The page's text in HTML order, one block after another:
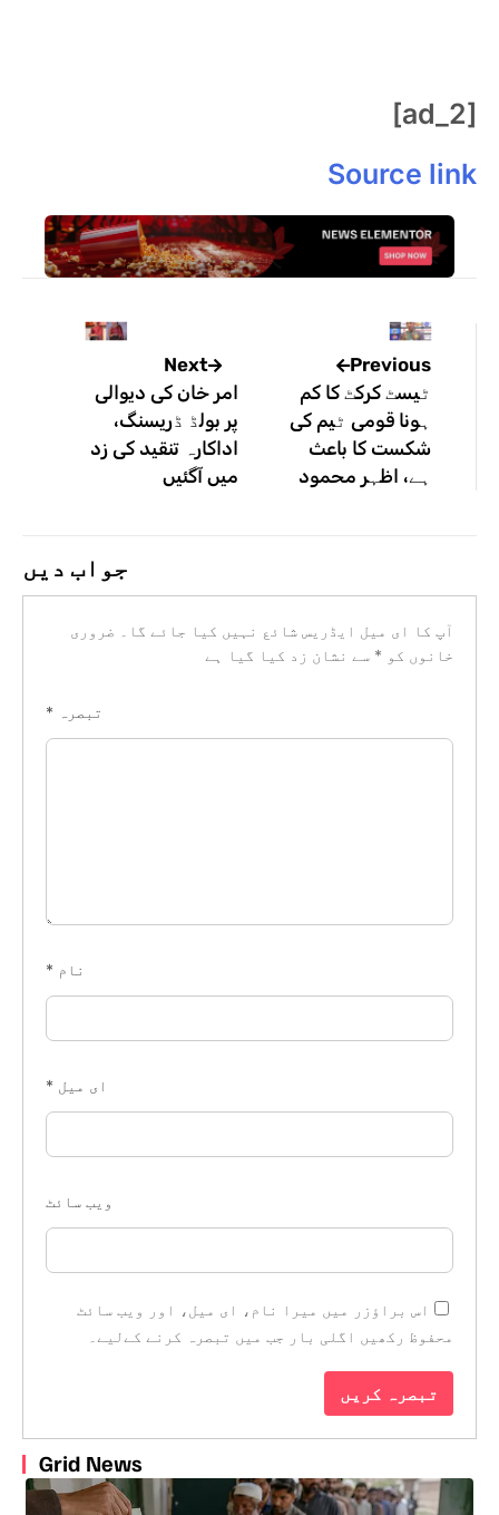
[ad_2]
Source link
Previous
ٹیسٹ کرکٹ کا کم
ہونا قومی ٹیم کی
شکست کا باعث
ہے، اظہر محمود
Next
امر خان کی دیوالی
پر بولڈ ڈریسنگ،
اداکارہ تنقید کی زد
میں آگئیں
جواب دیں
آپ کا ای میل ایڈریس شائع نہیں کیا جائے گا۔
ضروری
خانوں کو * سے نشان زد کیا گیا ہے
تبصرہ *
نام *
ای میل *
ویب‌ سائٹ
اس براؤزر میں میرا نام، ای میل، اور ویب سائٹ
محفوظ رکھیں اگلی بار جب میں تبصرہ کرنے کےلیے۔
Grid News